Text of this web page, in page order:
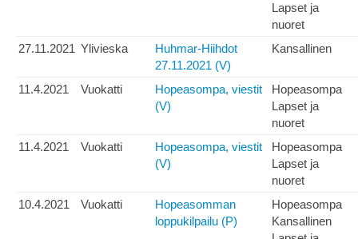
Lapset ja
nuoret
27.11.2021 Ylivieska
Huhmar-Hiihdot
27.11.2021 (V)
Kansallinen
11.4.2021 Vuokatti
Hopeasompa, viestit
(V)
Hopeasompa
Lapset ja
nuoret
11.4.2021
Vuokatti
Hopeasompa, viestit
(V)
Hopeasompa
Lapset ja
nuoret
10.4.2021
Vuokatti
Hopeasomman
loppukilpailu (P)
Hopeasompa
Kansallinen